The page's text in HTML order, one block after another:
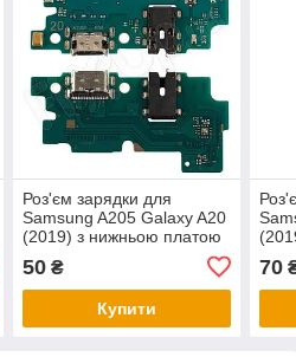
Роз'єм зарядки для
Samsung A205 Galaxy A20
(2019) з нижньою платою
50₴
Купити
70